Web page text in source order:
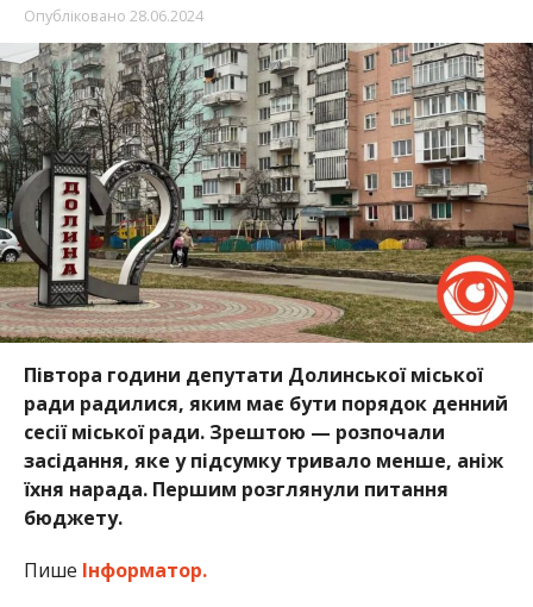
Опубліковано 28.06.2024
Півтора години депутати Долинської міської
ради радилися, яким має бути порядок денний
сесії міської ради. Зрештою — розпочали
засідання, яке у підсумку тривало менше, аніж
їхня нарада. Першим розглянули питання
бюджету.
Пише Інформатор.